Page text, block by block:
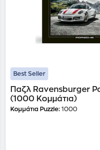
Best Seller
Παζλ Ravensburger
(1000 Κομμάτια)
Κομμάτια Puzzle: 1000